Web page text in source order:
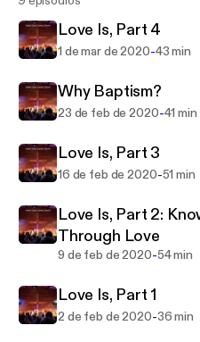
discover your purpose
expression for Christ.
God's greatest blessings
Love Is, Part 4
1 de mar de 2020-43 min
Why Baptism?
23 de feb de 2020-41 min
Love Is, Part 3
16 de feb de 2020-51 min
Love Is, Part 2:
Through Love
9 de feb de 2020-54 min
Love Is, Part 1
2 de feb de 2020-36 min